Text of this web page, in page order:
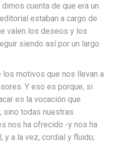
cuenta de que era un
estaban a cargo de
valen los deseos y los
siendo así por un largo
motivos que nos llevan a
Y eso es porque, si
es la vocación que
sino todas nuestras
nos ha ofrecido -y nos ha
y a la vez, cordial y fluido;